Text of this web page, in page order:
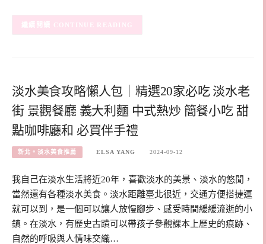
CONTINUE READING
淡水美食攻略懶人包｜精選20家必吃 淡水老
街 景觀餐廳 義大利麵 中式熱炒 簡餐小吃 甜
點咖啡廳和 必買伴手禮
新北。淡水美食推薦 ELSA YANG 2024-09-12
我自己在淡水生活將近20年，喜歡淡水的美景、淡水的悠閒，
當然還有各種淡水美食。淡水距離臺北很近，交通方便搭捷運
就可以到，是一個可以讓人放慢腳步、感受時間緩緩流逝的小
鎮。在淡水，有歷史古蹟可以帶孩子參觀課本上歷史的痕跡、
自然的呼吸與人情味交織…